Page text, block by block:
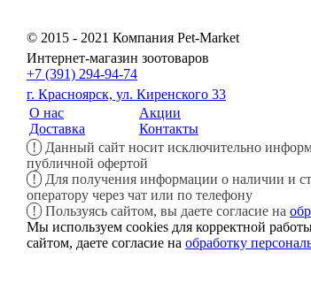
© 2015 - 2021 Компания Pet-Market
Интернет-магазин зоотоваров
+7 (391) 294-94-74
г. Красноярск, ул. Киренского 33
О нас
Доставка
Акции
Контакты
!
Данный сайт носит исключительно
публичной офертой
!
Для получения информации о наличии и
оператору через чат или по телефону
!
Пользуясь сайтом, вы даете согласие на
Мы используем cookies для корректной
сайтом, даете согласие на обработку